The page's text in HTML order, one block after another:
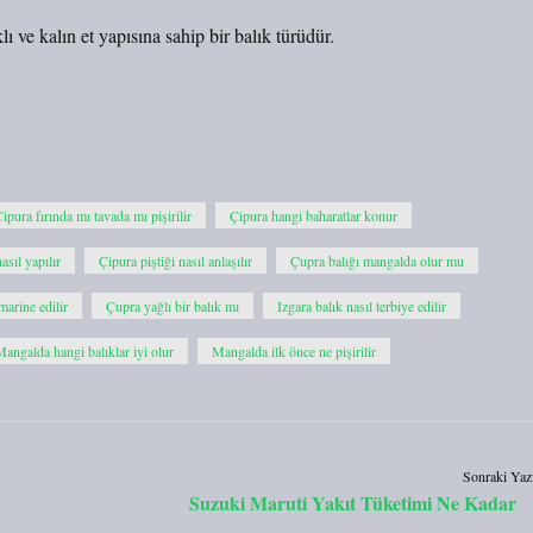
ve kalın et yapısına sahip bir balık türüdür.
fırında mı tavada mı pişirilir Çipura hangi baharatlar konur
yapılır Çipura piştiği nasıl anlaşılır Çupra balığı mangalda olur mu
edilir Çupra yağlı bir balık mı Izgara balık nasıl terbiye edilir
hangi balıklar iyi olur Mangalda ilk önce ne pişirilir
Sonraki
Suzuki Maruti Yakıt Tüketimi Ne Kadar